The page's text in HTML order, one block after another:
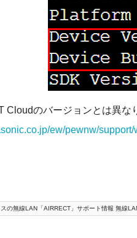
のバージョンとは異な
ew/pewnw/
の無線LAN「AIRRECT」サポート情報 無線